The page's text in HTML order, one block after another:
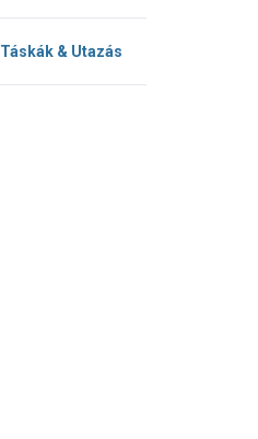
Táskák & Utazás